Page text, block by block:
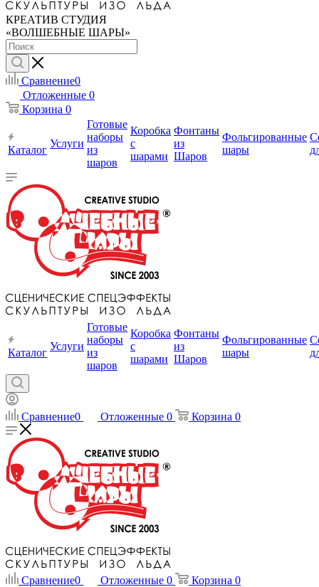
КРЕАТИВ СТУДИЯ
«ВОЛШЕБНЫЕ ШАРЫ»
Сравнение0
Отложенные 0
Корзина 0
Каталог
Услуги
Готовые
наборы
из
шаров
Коробка
с
шарами
Фонтаны
из
Шаров
Фольгированные
шары
Каталог
Услуги
Готовые
наборы
из
шаров
Коробка
с
шарами
Фонтаны
из
Шаров
Фольгированные
шары
Сравнение0 Отложенные 0 Корзина 0
Сравнение0 Отложенные 0 Корзина 0